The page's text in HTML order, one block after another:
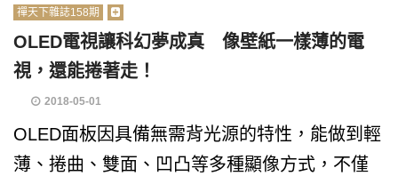
禪天下雜誌158期
OLED電視讓科幻夢成真 像壁紙一樣薄的電
視，還能捲著走！
2018-05-01
OLED面板因具備無需背光源的特性，能做到輕
薄、捲曲、雙面、凹凸等多種顯像方式，不僅